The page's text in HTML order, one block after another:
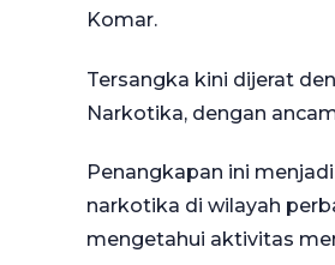
Komar.
Tersangka kini dijerat
Narkotika, dengan
Penangkapan ini
narkotika di wilayah
mengetahui aktivitas